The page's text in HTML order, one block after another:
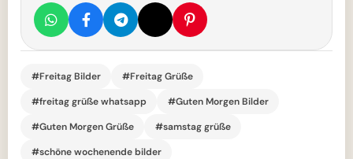
#Freitag Bilder
#Freitag Grüße
#freitag grüße whatsapp
#Guten Morgen Bilder
#Guten Morgen Grüße
#samstag grüße
#schöne wochenende bilder